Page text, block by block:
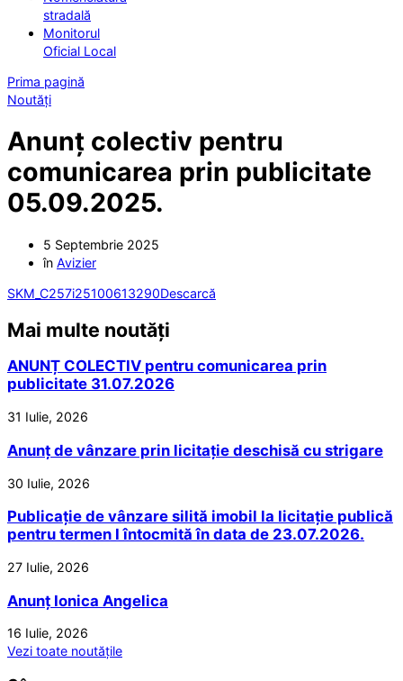
stradală
Monitorul
Oficial Local
Prima pagină
Noutăți
Anunț colectiv pentru
comunicarea prin publicitate
05.09.2025.
5 Septembrie 2025
în Avizier
SKM_C257i25100613290Descarcă
Mai multe noutăți
ANUNȚ COLECTIV pentru comunicarea prin
publicitate 31.07.2026
31 Iulie, 2026
Anunț de vânzare prin licitație deschisă cu strigare
30 Iulie, 2026
Publicație de vânzare silită imobil la licitație publică
pentru termen I întocmită în data de 23.07.2026.
27 Iulie, 2026
Anunț Ionica Angelica
16 Iulie, 2026
Vezi toate noutățile